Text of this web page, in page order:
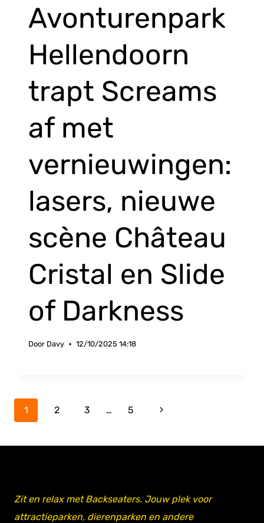
Avonturenpark
Hellendoorn
trapt Screams
af met
vernieuwingen:
lasers, nieuwe
scène Château
Cristal en Slide
of Darkness
Door Davy 12/10/2025 14:18
Paginanavigatie
1 2 3 … 5
Volgende
Zit en relax met Backseaters. Jouw plek voor
attractieparken, dierenparken en andere